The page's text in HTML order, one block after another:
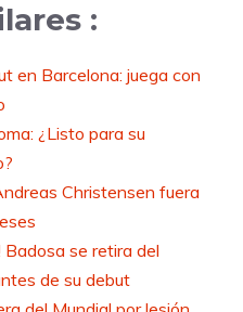
:
en Barcelona: juega con
¿Listo para su
Christensen fuera
Badosa se retira del
de su debut